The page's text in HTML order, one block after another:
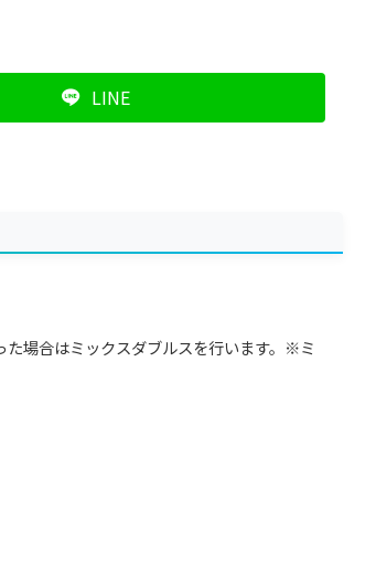
LINE
場合はミックスダブルスを行います。※ミ